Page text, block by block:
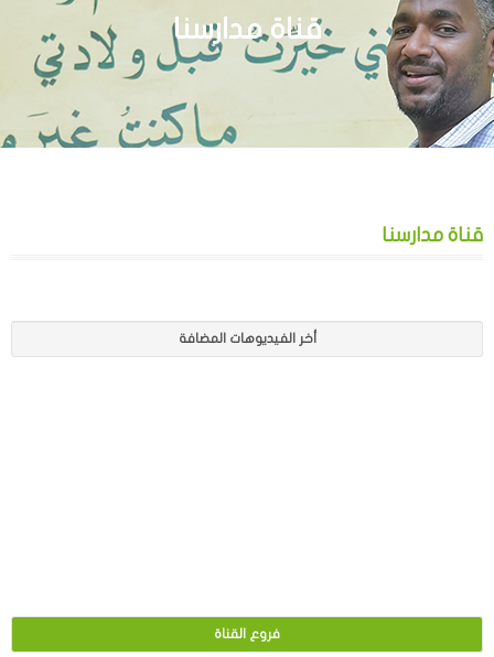
قناة مدارسنا
قناة مدارسنا
أخر الفيديوهات المضافة
فروع القناة